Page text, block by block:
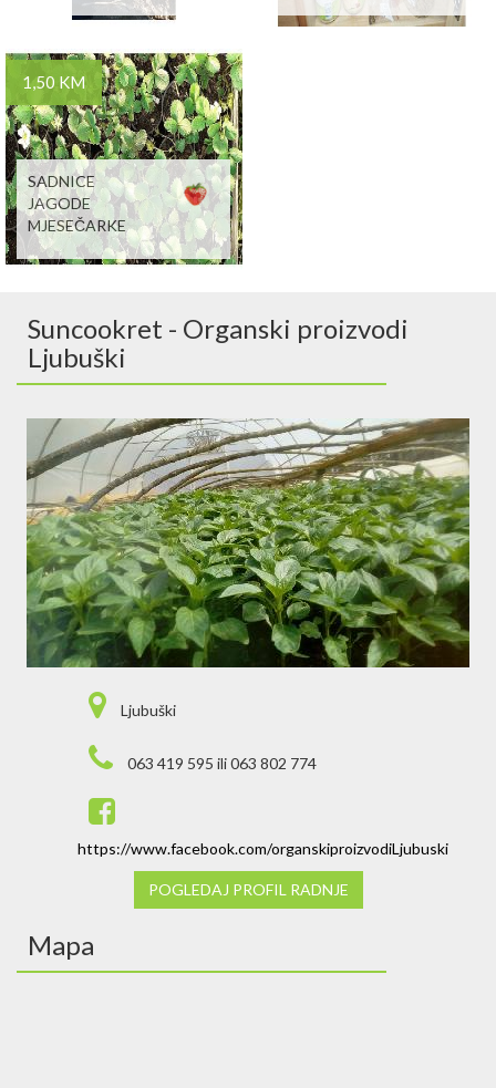
1,50 KM
SADNICE
JAGODE
MJESEČARKE
Suncookret - Organski proizvodi
Ljubuški
Ljubuški
063 419 595 ili 063 802 774
https://www.facebook.com/organskiproizvodiLjubuski
POGLEDAJ PROFIL RADNJE
Mapa